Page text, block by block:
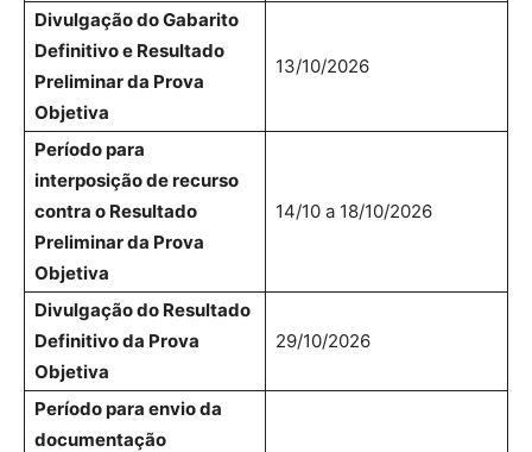
Divulgação do Gabarito
Definitivo e Resultado
Preliminar da Prova
Objetiva
13/10/2026
Período para
interposição de recurso
contra o Resultado
Preliminar da Prova
Objetiva
14/10 a 18/10/2026
Divulgação do Resultado
Definitivo da Prova
Objetiva
29/10/2026
Período para envio da
documentação